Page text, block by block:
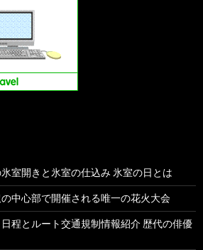
室開きと氷室の仕込み 氷室の日とは
中心部で開催される唯一の花火大会
程とルート交通規制情報紹介 歴代の俳優